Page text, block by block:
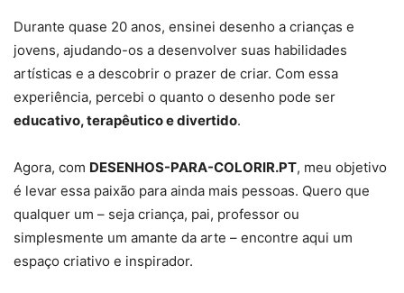
Durante quase 20 anos, ensinei desenho a crianças e
jovens, ajudando-os a desenvolver suas habilidades
artísticas e a descobrir o prazer de criar. Com essa
experiência, percebi o quanto o desenho pode ser
educativo, terapêutico e divertido.
Agora, com DESENHOS-PARA-COLORIR.PT, meu objetivo
é levar essa paixão para ainda mais pessoas. Quero que
qualquer um – seja criança, pai, professor ou
simplesmente um amante da arte – encontre aqui um
espaço criativo e inspirador.